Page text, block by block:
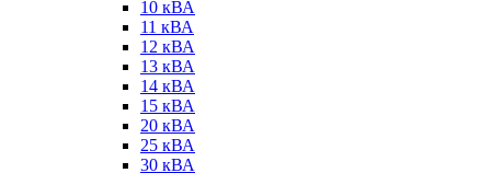
10 кВА
11 кВА
12 кВА
13 кВА
14 кВА
15 кВА
20 кВА
25 кВА
30 кВА